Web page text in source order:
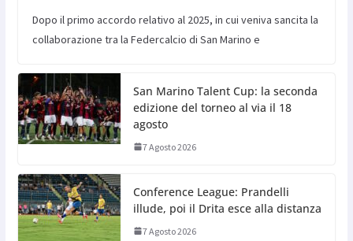
Dopo il primo accordo relativo al 2025, in cui veniva sancita la
collaborazione tra la Federcalcio di San Marino e
San Marino Talent Cup: la seconda
edizione del torneo al via il 18
agosto
7 Agosto 2026
Conference League: Prandelli
illude, poi il Drita esce alla distanza
7 Agosto 2026